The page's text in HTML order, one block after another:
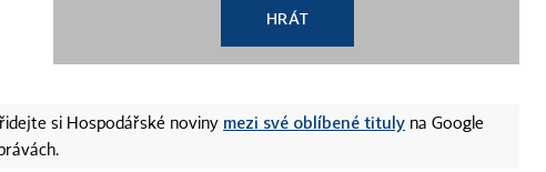
HRÁT
si Hospodářské noviny mezi své oblíbené tituly na Google